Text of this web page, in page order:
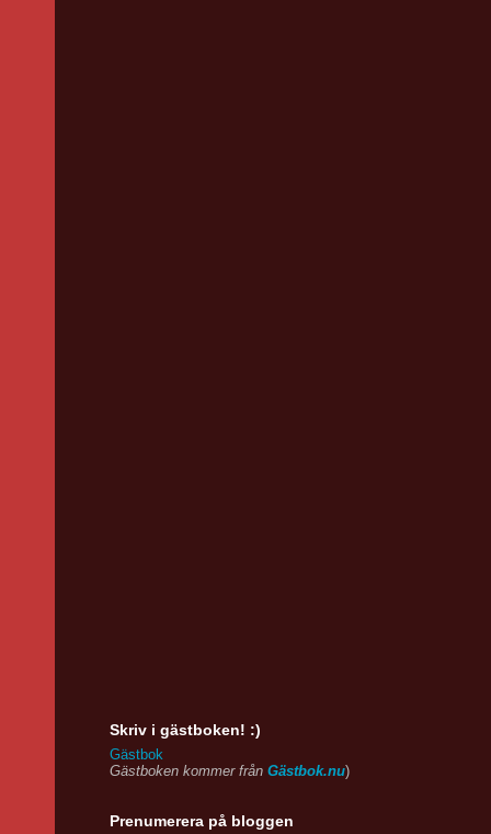
Skriv i gästboken! :)
Gästbok
Gästboken kommer från Gästbok.nu)
Prenumerera på bloggen